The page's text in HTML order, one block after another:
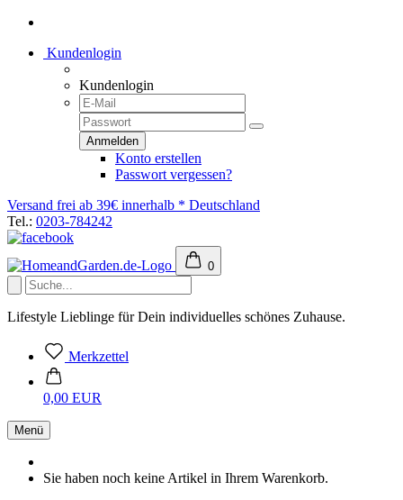
Kundenlogin
Kundenlogin
Konto erstellen
Passwort vergessen?
Versand frei ab 39€ innerhalb * Deutschland
Tel.: 0203-784242
0
Lifestyle Lieblinge für Dein individuelles schönes Zuhause.
Merkzettel
0,00 EUR
Menü
Sie haben noch keine Artikel in Ihrem Warenkorb.